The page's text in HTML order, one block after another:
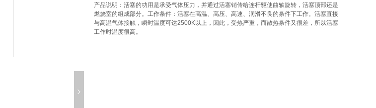
产品说明： 活塞的功用是承受气体压力，并通过活塞销传给连杆驱使曲轴旋转，活塞顶部还是
燃烧室的组成部分。工作条件：活塞在高温、高压、高速、润滑不良的条件下工作。活塞直接
与高温气体接触，瞬时温度可达2500K以上，因此，受热严重，而散热条件又很差，所以活塞
工作时温度很高。